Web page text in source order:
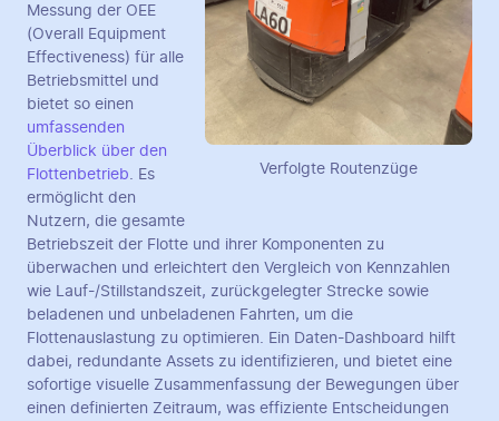
Verfolgte Routenzüge
Messung der OEE
(Overall Equipment
Effectiveness) für alle
Betriebsmittel und
bietet so einen
umfassenden
Überblick über den
Flottenbetrieb . Es
ermöglicht den
Nutzern, die gesamte
Betriebszeit der Flotte und ihrer Komponenten zu
überwachen und erleichtert den Vergleich von Kennzahlen
wie Lauf-/Stillstandszeit, zurückgelegter Strecke sowie
beladenen und unbeladenen Fahrten, um die
Flottenauslastung zu optimieren. Ein Daten-Dashboard hilft
dabei, redundante Assets zu identifizieren, und bietet eine
sofortige visuelle Zusammenfassung der Bewegungen über
einen definierten Zeitraum, was effiziente Entscheidungen